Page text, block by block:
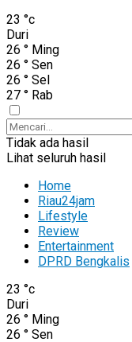
23 °c
Duri
26 ° Ming
26 ° Sen
26 ° Sel
27 ° Rab
Tidak ada hasil
Lihat seluruh hasil
Home
Riau24jam
Lifestyle
Review
Entertainment
DPRD Bengkalis
23 °c
Duri
26 ° Ming
26 ° Sen